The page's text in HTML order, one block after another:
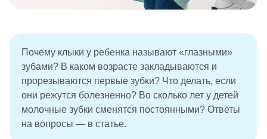
Почему клыки у ребенка называют «глазными»
зубами? В каком возрасте закладываются и
прорезываются первые зубки? Что делать, если
они режутся болезненно? Во сколько лет у детей
молочные зубки сменятся постоянными? Ответы
на вопросы — в статье.